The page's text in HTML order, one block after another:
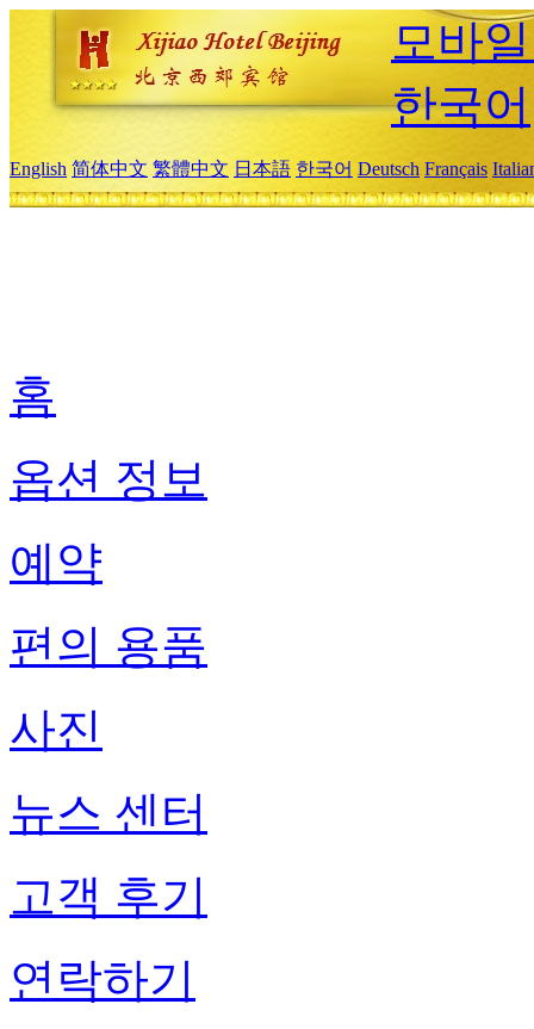
모바
한국어
English 简体中文 繁體中文 日本語 한국어 Deutsch Français
홈
옵션 정보
예약
편의 용품
사진
뉴스 센터
고객 후기
연락하기